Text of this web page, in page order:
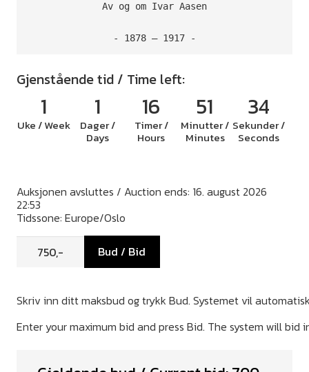
Av og om Ivar Aasen
- 1878 – 1917 -
Gjenstående tid / Time left:
1
Uke / Week
1
Dager /
Days
16
Timer /
Hours
51
Minutter /
Minutes
33
Sekunder /
Seconds
Auksjonen avsluttes / Auction ends: 16. august 2026
22:53
Tidssone: Europe/Oslo
Bud / Bid